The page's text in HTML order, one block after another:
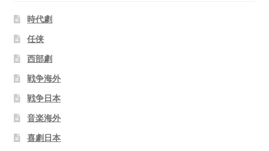
時代劇
任侠
西部劇
戦争海外
戦争日本
音楽海外
喜劇日本